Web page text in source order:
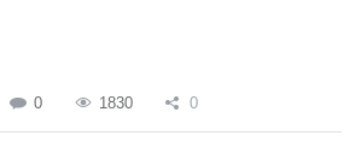
0 1830 0